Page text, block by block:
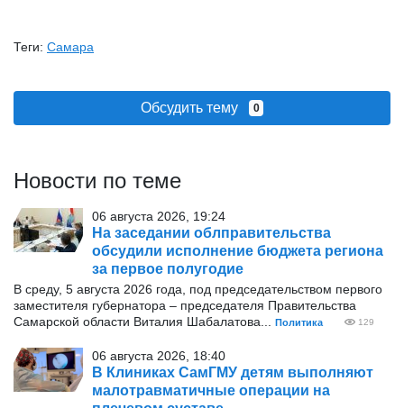
Теги: Самара
Обсудить тему 0
Новости по теме
06 августа 2026, 19:24
На заседании облправительства
обсудили исполнение бюджета региона
за первое полугодие
В среду, 5 августа 2026 года, под председательством первого
заместителя губернатора – председателя Правительства
Самарской области Виталия Шабалатова...
Политика 129
06 августа 2026, 18:40
В Клиниках СамГМУ детям выполняют
малотравматичные операции на